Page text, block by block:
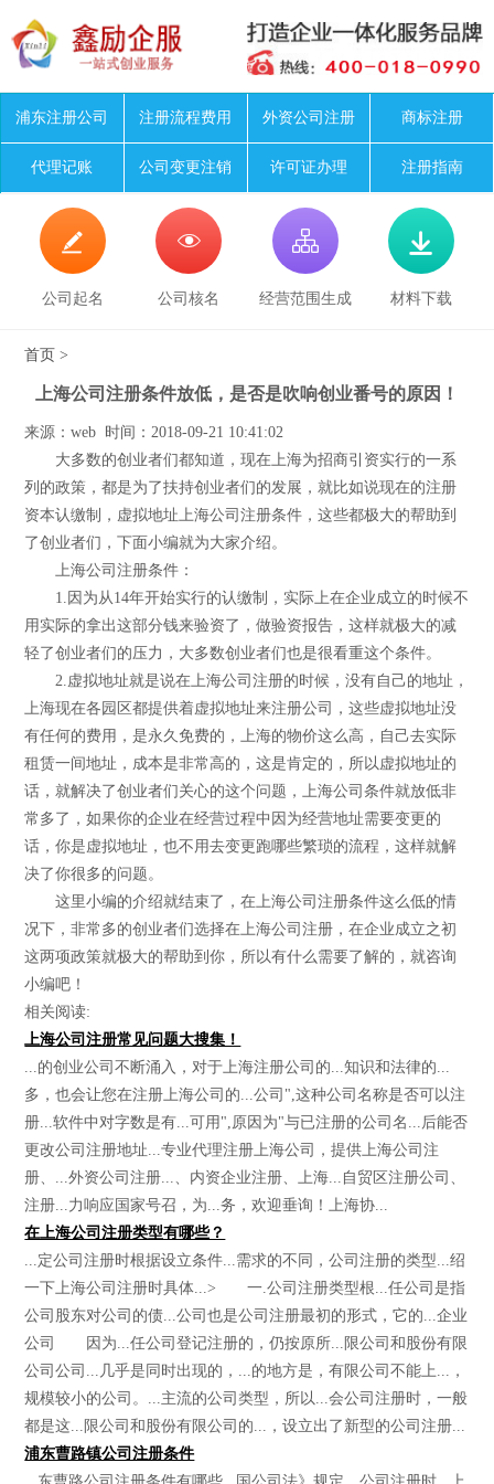
浦东注册公司 注册流程费用 外资公司注册 商标注册
代理记账 公司变更注销 许可证办理 注册指南

公司起名

公司核名

经营范围生成

材料下载
首页 >
上海公司注册条件放低，是否是吹响创业番号的原因！
来源：web 时间：2018-09-21 10:41:02
大多数的创业者们都知道，现在上海为招商引资实行的一系
列的政策，都是为了扶持创业者们的发展，就比如说现在的注册
资本认缴制，虚拟地址上海公司注册条件，这些都极大的帮助到
了创业者们，下面小编就为大家介绍。
上海公司注册条件：
1.因为从14年开始实行的认缴制，实际上在企业成立的时候不
用实际的拿出这部分钱来验资了，做验资报告，这样就极大的减
轻了创业者们的压力，大多数创业者们也是很看重这个条件。
2.虚拟地址就是说在上海公司注册的时候，没有自己的地址，
上海现在各园区都提供着虚拟地址来注册公司，这些虚拟地址没
有任何的费用，是永久免费的，上海的物价这么高，自己去实际
租赁一间地址，成本是非常高的，这是肯定的，所以虚拟地址的
话，就解决了创业者们关心的这个问题，上海公司条件就放低非
常多了，如果你的企业在经营过程中因为经营地址需要变更的
话，你是虚拟地址，也不用去变更跑哪些繁琐的流程，这样就解
决了你很多的问题。
这里小编的介绍就结束了，在上海公司注册条件这么低的情
况下，非常多的创业者们选择在上海公司注册，在企业成立之初
这两项政策就极大的帮助到你，所以有什么需要了解的，就咨询
小编吧！
相关阅读:
上海公司注册常见问题大搜集！
...的创业公司不断涌入，对于上海注册公司的...知识和法律的...
多，也会让您在注册上海公司的...公司",这种公司名称是否可以注
册...软件中对字数是有...可用",原因为"与已注册的公司名...后能否
更改公司注册地址...专业代理注册上海公司，提供上海公司注
册、...外资公司注册...、内资企业注册、上海...自贸区注册公司、
注册...力响应国家号召，为...务，欢迎垂询！上海协...
在上海公司注册类型有哪些？
...定公司注册时根据设立条件...需求的不同，公司注册的类型...绍
一下上海公司注册时具体...> 一.公司注册类型根...任公司是指
公司股东对公司的债...公司也是公司注册最初的形式，它的...企业
公司 因为...任公司登记注册的，仍按原所...限公司和股份有限
公司公司...几乎是同时出现的，...的地方是，有限公司不能上...，
规模较小的公司。...主流的公司类型，所以...会公司注册时，一般
都是这...限公司和股份有限公司的...，设立出了新型的公司注册...
浦东曹路镇公司注册条件